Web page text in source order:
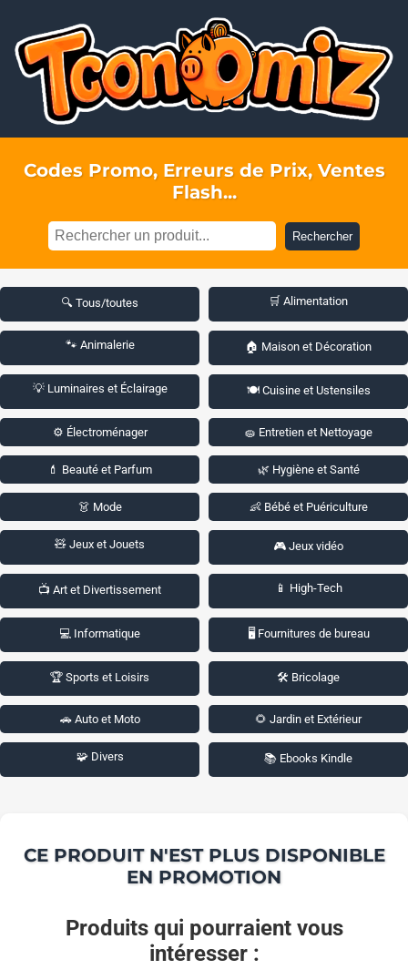
Codes Promo, Erreurs de Prix, Ventes
Flash...
Rechercher
🔍 Tous/toutes 🛒 Alimentation
🐾 Animalerie 🏠 Maison et Décoration
💡 Luminaires et Éclairage 🍽️ Cuisine et Ustensiles
⚙️ Électroménager 🧽 Entretien et Nettoyage
💄 Beauté et Parfum 🌿 Hygiène et Santé
👗 Mode 👶 Bébé et Puériculture
🧸 Jeux et Jouets 🎮 Jeux vidéo
📺 Art et Divertissement 📱 High-Tech
💻 Informatique 🖥️ Fournitures de bureau
🏆 Sports et Loisirs 🛠️ Bricolage
🚗 Auto et Moto 🌻 Jardin et Extérieur
🧩 Divers 📚 Ebooks Kindle
CE PRODUIT N'EST PLUS DISPONIBLE
EN PROMOTION
Produits qui pourraient vous
intéresser :